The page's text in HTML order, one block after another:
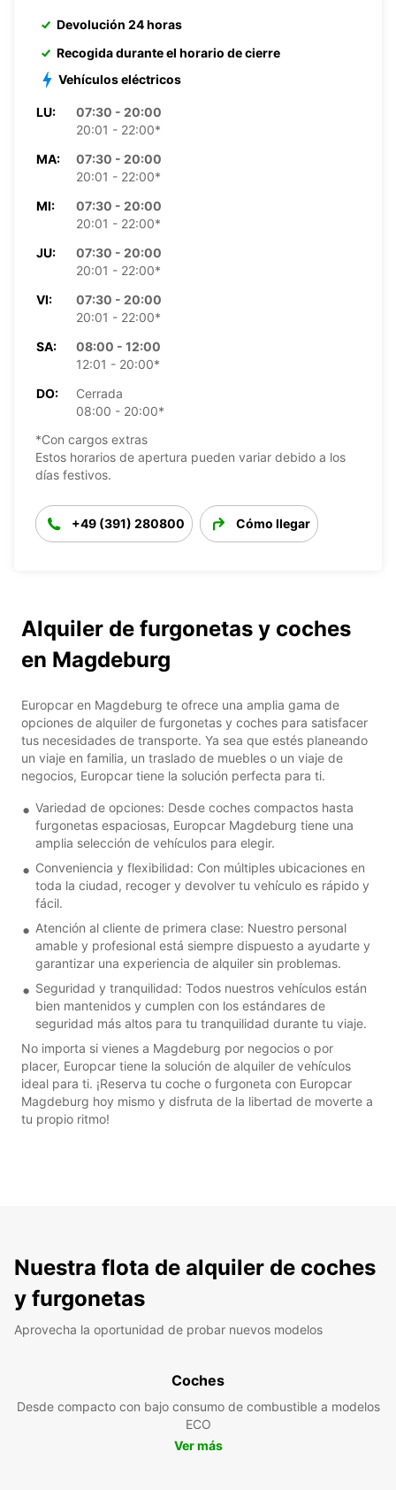
Devolución 24 horas
Recogida durante el horario de cierre
Vehículos eléctricos
LU:
07:30 - 20:00
20:01 - 22:00*
MA:
07:30 - 20:00
20:01 - 22:00*
MI:
07:30 - 20:00
20:01 - 22:00*
JU:
07:30 - 20:00
20:01 - 22:00*
VI:
07:30 - 20:00
20:01 - 22:00*
SA:
08:00 - 12:00
12:01 - 20:00*
DO:
Cerrada
08:00 - 20:00*
*Con cargos extras
Estos horarios de apertura pueden variar debido a los
días festivos.
+49 (391) 280800 Cómo llegar
Alquiler de furgonetas y coches
en Magdeburg
Europcar en Magdeburg te ofrece una amplia gama de
opciones de alquiler de furgonetas y coches para satisfacer
tus necesidades de transporte. Ya sea que estés planeando
un viaje en familia, un traslado de muebles o un viaje de
negocios, Europcar tiene la solución perfecta para ti.
Variedad de opciones: Desde coches compactos hasta
furgonetas espaciosas, Europcar Magdeburg tiene una
amplia selección de vehículos para elegir.
Conveniencia y flexibilidad: Con múltiples ubicaciones en
toda la ciudad, recoger y devolver tu vehículo es rápido y
fácil.
Atención al cliente de primera clase: Nuestro personal
amable y profesional está siempre dispuesto a ayudarte y
garantizar una experiencia de alquiler sin problemas.
Seguridad y tranquilidad: Todos nuestros vehículos están
bien mantenidos y cumplen con los estándares de
seguridad más altos para tu tranquilidad durante tu viaje.
No importa si vienes a Magdeburg por negocios o por
placer, Europcar tiene la solución de alquiler de vehículos
ideal para ti. ¡Reserva tu coche o furgoneta con Europcar
Magdeburg hoy mismo y disfruta de la libertad de moverte a
tu propio ritmo!
Nuestra flota de alquiler de coches
y furgonetas
Aprovecha la oportunidad de probar nuevos modelos
Coches
Desde compacto con bajo consumo de combustible a modelos
ECO
Ver más